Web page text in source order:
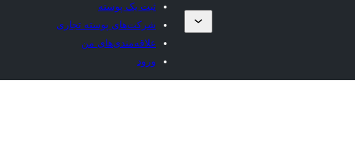
ثبت یک پوسته
شرکت‌های پوسته تجاری
علاقه‌مندی‌های من
ورود